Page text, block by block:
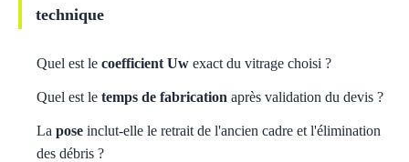
technique
Quel est le coefficient Uw exact du vitrage choisi ?
Quel est le temps de fabrication après validation du devis ?
La pose inclut-elle le retrait de l'ancien cadre et l'élimination
des débris ?